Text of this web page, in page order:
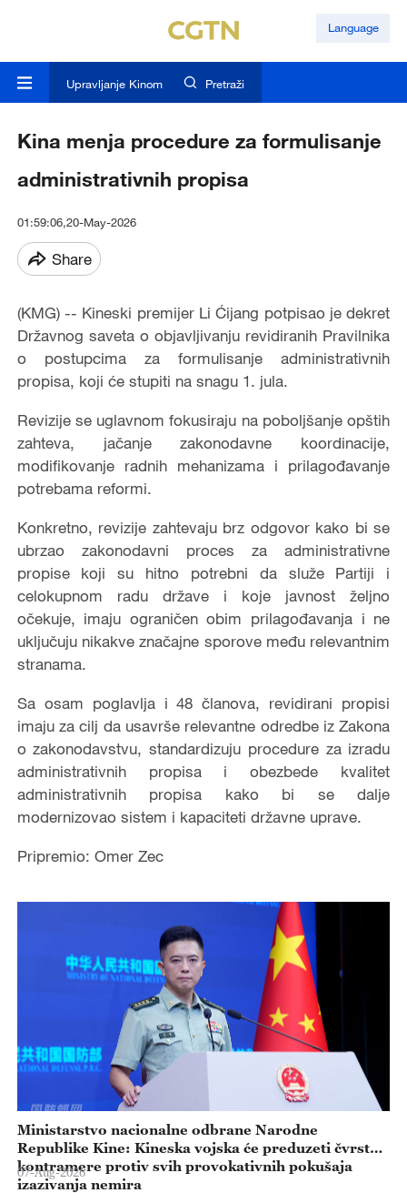
Language
Upravljanje Kinom Pretraži
Kina menja procedure za formulisanje
administrativnih propisa
01:59:06,20-May-2026
Share
(KMG) -- Kineski premijer Li Ćijang potpisao je dekret
Državnog saveta o objavljivanju revidiranih Pravilnika
o postupcima za formulisanje administrativnih
propisa, koji će stupiti na snagu 1. jula.
Revizije se uglavnom fokusiraju na poboljšanje opštih
zahteva, jačanje zakonodavne koordinacije,
modifikovanje radnih mehanizama i prilagođavanje
potrebama reformi.
Konkretno, revizije zahtevaju brz odgovor kako bi se
ubrzao zakonodavni proces za administrativne
propise koji su hitno potrebni da služe Partiji i
celokupnom radu države i koje javnost željno
očekuje, imaju ograničen obim prilagođavanja i ne
uključuju nikakve značajne sporove među relevantnim
stranama.
Sa osam poglavlja i 48 članova, revidirani propisi
imaju za cilj da usavrše relevantne odredbe iz Zakona
o zakonodavstvu, standardizuju procedure za izradu
administrativnih propisa i obezbede kvalitet
administrativnih propisa kako bi se dalje
modernizovao sistem i kapaciteti državne uprave.
Pripremio: Omer Zec
Ministarstvo nacionalne odbrane Narodne
Republike Kine: Kineska vojska će preduzeti čvrste
kontramere protiv svih provokativnih pokušaja
izazivanja nemira
07-Aug-2026